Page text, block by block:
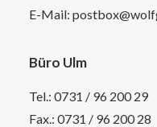
E-Mail:
Büro Ulm
Tel.: 0731 / 96 200 29
Fax.: 0731 / 96 200 28